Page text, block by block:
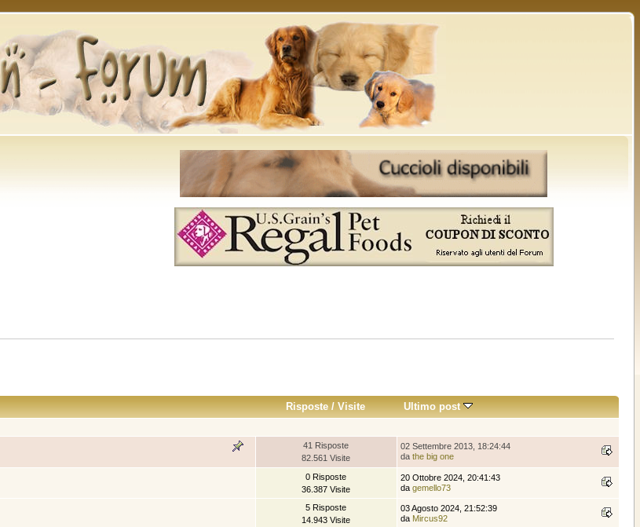
Risposte/Visite Ultimo post
41 Risposte
82.561 Visite
02 Settembre 2013, 18:24:44
da the big one
0 Risposte
36.387 Visite
20 Ottobre 2024, 20:41:43
da gemello73
5 Risposte
14.943 Visite
03 Agosto 2024, 21:52:39
da Mircus92